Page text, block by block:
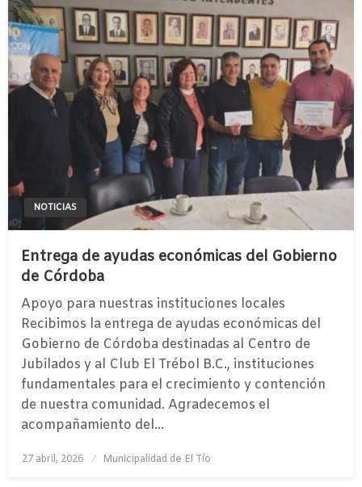
NOTICIAS
Entrega de ayudas económicas del Gobierno
de Córdoba
Apoyo para nuestras instituciones locales
Recibimos la entrega de ayudas económicas del
Gobierno de Córdoba destinadas al Centro de
Jubilados y al Club El Trébol B.C., instituciones
fundamentales para el crecimiento y contención
de nuestra comunidad. Agradecemos el
acompañamiento del…
Publicado
27 abril, 2026 Municipalidad de El Tío